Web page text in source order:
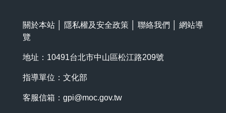
關於本站 隱私權及安全政策 聯絡我們
網站導
覽
地址：10491台北市中山區松江路209號
指導單位：文化部
客服信箱： gpi@moc.gov.tw